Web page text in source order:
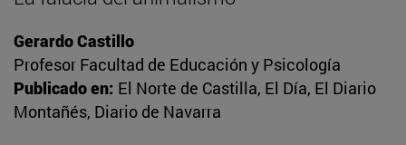
Gerardo Castillo
Profesor Facultad de Educación y Psicología
Publicado en: El Norte de Castilla, El Día, El Diario
Montañés, Diario de Navarra